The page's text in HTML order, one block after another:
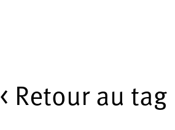
< Retour au tag